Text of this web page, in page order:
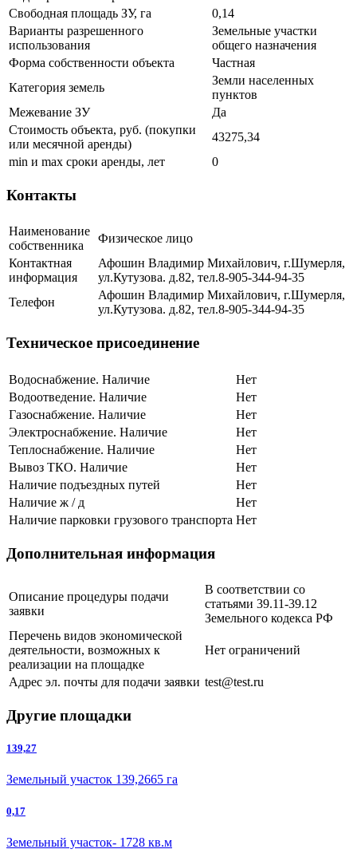
Свободная площадь ЗУ, га
0,14
Варианты разрешенного
использования
Земельные участки
общего назначения
Форма собственности объекта
Частная
Категория земель
Земли населенных
пунктов
Межевание ЗУ
Да
Стоимость объекта, руб. (покупки
или месячной аренды)
43275,34
min и max сроки аренды, лет
0
Контакты
Наименование
собственника
Физическое лицо
Контактная
информация
Афошин Владимир Михайлович, г.Шумерля,
ул.Кутузова. д.82, тел.8-905-344-94-35
Телефон
Афошин Владимир Михайлович, г.Шумерля,
ул.Кутузова. д.82, тел.8-905-344-94-35
Техническое присоединение
Водоснабжение. Наличие
Нет
Водоотведение. Наличие
Нет
Газоснабжение. Наличие
Нет
Электроснабжение. Наличие
Нет
Теплоснабжение. Наличие
Нет
Вывоз ТКО. Наличие
Нет
Наличие подъездных путей
Нет
Наличие ж / д
Нет
Наличие парковки грузового транспорта Нет
Дополнительная информация
Описание процедуры подачи
заявки
В соответствии со
статьями 39.11-39.12
Земельного кодекса РФ
Перечень видов экономической
деятельности, возможных к
реализации на площадке
Нет ограничений
Адрес эл. почты для подачи заявки test@test.ru
Другие площадки
139,27
Земельный участок 139,2665 га
0,17
Земельный участок- 1728 кв.м